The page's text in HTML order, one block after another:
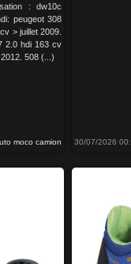
: dw10c
peugeot 308
> juillet 2009.
2.0 hdi 163 cv
508 (...)
moco camion 30/07/2026